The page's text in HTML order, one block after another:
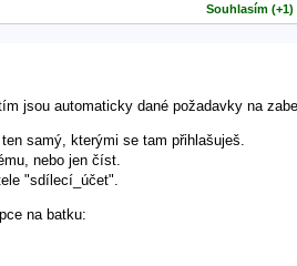
Souhlasím (+1)
jsou automaticky dané požadavky na
samý, kterými se tam přihlašuješ.
nebo jen číst.
"sdílecí_účet".
na batku: